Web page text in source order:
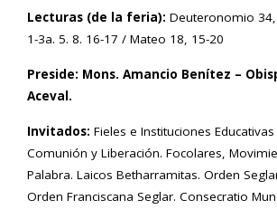
Lecturas (de la feria): Deuteronomio
1-3a. 5. 8. 16-17 / Mateo 18, 15-20
Preside: Mons. Amancio Benítez –
Aceval.
Invitados: Fieles e Instituciones
Comunión y Liberación. Focolares,
Palabra. Laicos Betharramitas. Orden
Orden Franciscana Seglar. Consecratio